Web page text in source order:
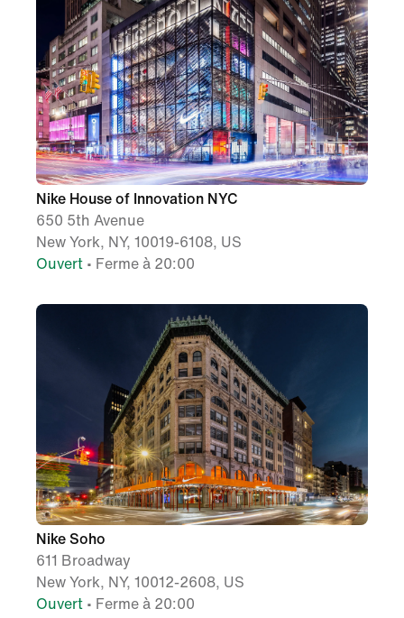
Nike House of Innovation NYC
650 5th Avenue
New York, NY, 10019-6108, US
Ouvert • Ferme à 20:00
Nike Soho
611 Broadway
New York, NY, 10012-2608, US
Ouvert • Ferme à 20:00